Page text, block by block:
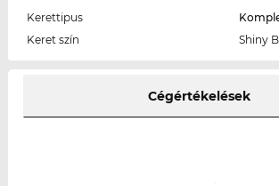
Kerettipus
Keret szín
Shiny
Cégértékelések